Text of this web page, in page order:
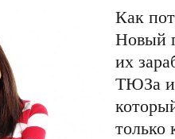
Как
Новый
их
ТЮЗа и
только